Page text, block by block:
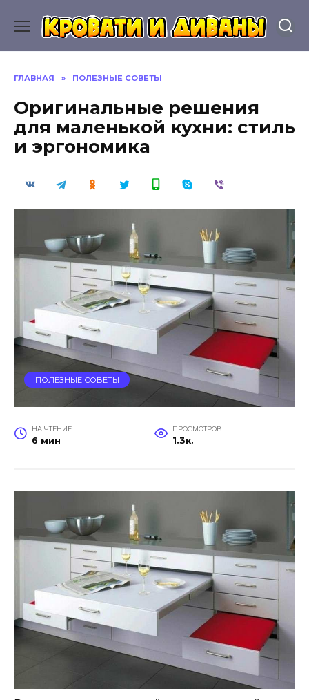
содержанию
ГЛАВНАЯ » ПОЛЕЗНЫЕ СОВЕТЫ
Оригинальные решения
для маленькой кухни: стиль
и эргономика
ПОЛЕЗНЫЕ СОВЕТЫ
НА ЧТЕНИЕ
6 мин
ПРОСМОТРОВ
1.3к.